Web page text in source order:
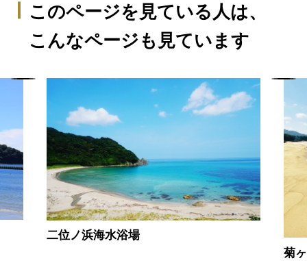
このページを見ている人は、
こんなページも見ています
二位ノ浜海水浴場
菊